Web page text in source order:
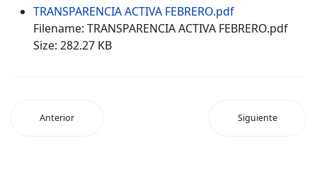
TRANSPARENCIA ACTIVA FEBRERO.pdf
Filename: TRANSPARENCIA ACTIVA FEBRERO.pdf
Size: 282.27 KB
Anterior Siguiente